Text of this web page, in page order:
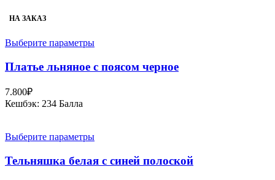
НА ЗАКАЗ
Выберите параметры
Платье льняное с поясом черное
7.800₽
Кешбэк: 234 Балла
Выберите параметры
Тельняшка белая с синей полоской